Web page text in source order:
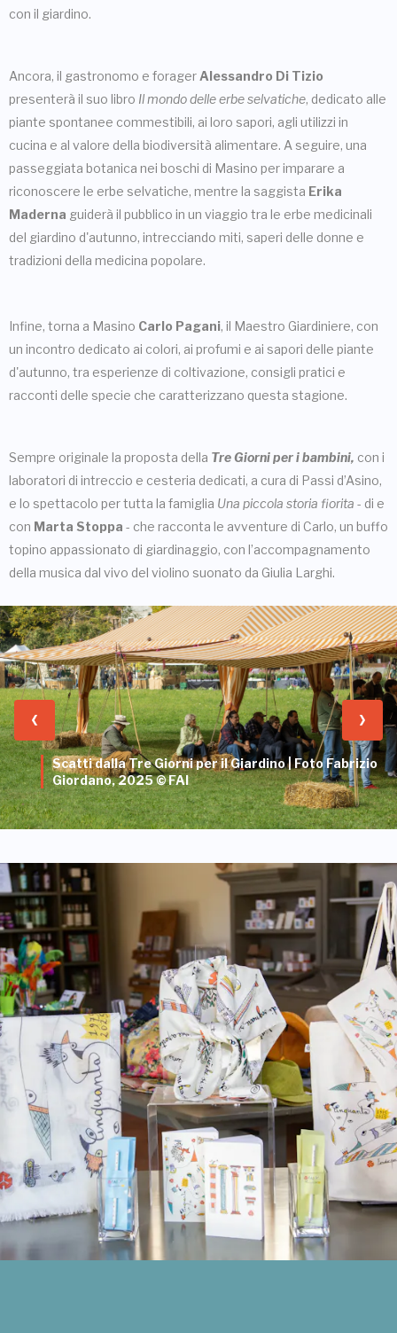
con il giardino.
Ancora, il gastronomo e forager Alessandro Di Tizio
presenterà il suo libro Il mondo delle erbe selvatiche, dedicato alle
piante spontanee commestibili, ai loro sapori, agli utilizzi in
cucina e al valore della biodiversità alimentare. A seguire, una
passeggiata botanica nei boschi di Masino per imparare a
riconoscere le erbe selvatiche, mentre la saggista Erika
Maderna guiderà il pubblico in un viaggio tra le erbe medicinali
del giardino d'autunno, intrecciando miti, saperi delle donne e
tradizioni della medicina popolare.
Infine, torna a Masino Carlo Pagani, il Maestro Giardiniere, con
un incontro dedicato ai colori, ai profumi e ai sapori delle piante
d'autunno, tra esperienze di coltivazione, consigli pratici e
racconti delle specie che caratterizzano questa stagione.
Sempre originale la proposta della Tre Giorni per i bambini, con i
laboratori di intreccio e cesteria dedicati, a cura di Passi d’Asino,
e lo spettacolo per tutta la famiglia Una piccola storia fiorita - di e
con Marta Stoppa - che racconta le avventure di Carlo, un buffo
topino appassionato di giardinaggio, con l’accompagnamento
della musica dal vivo del violino suonato da Giulia Larghi.
Scatti dalla Tre Giorni per il Giardino | Foto Fabrizio
Giordano, 2025 © FAI